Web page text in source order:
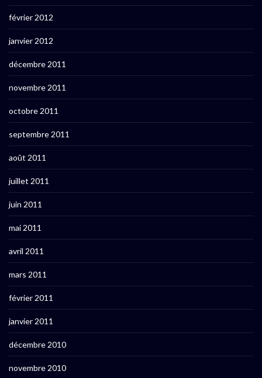
février 2012
janvier 2012
décembre 2011
novembre 2011
octobre 2011
septembre 2011
août 2011
juillet 2011
juin 2011
mai 2011
avril 2011
mars 2011
février 2011
janvier 2011
décembre 2010
novembre 2010